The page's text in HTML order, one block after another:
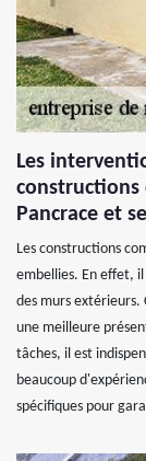
Les
constructions
Pancrace et
Les constructions
embellies. En effet,
des murs
une meilleure
tâches, il est
beaucoup
spécifiques pour